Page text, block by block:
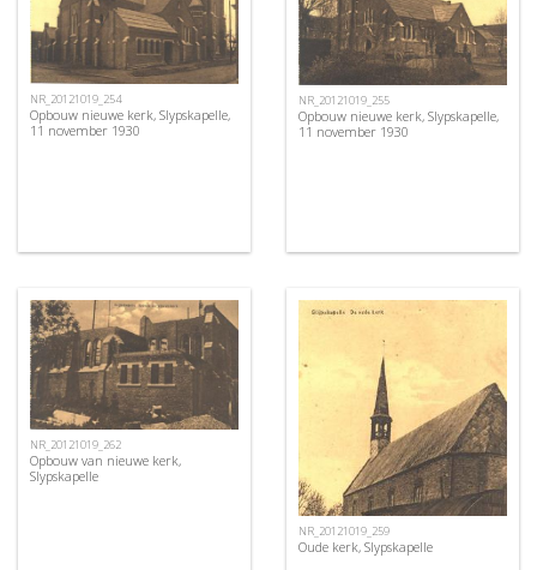
NR_20121019_254
Opbouw nieuwe kerk, Slypskapelle,
11 november 1930
NR_20121019_255
Opbouw nieuwe kerk, Slypskapelle,
11 november 1930
NR_20121019_262
Opbouw van nieuwe kerk,
Slypskapelle
NR_20121019_259
Oude kerk, Slypskapelle